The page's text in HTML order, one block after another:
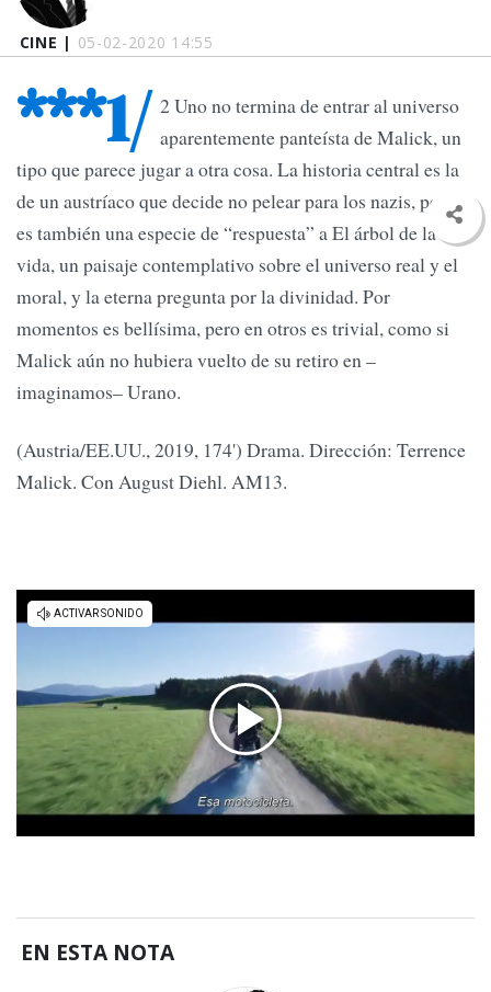
CINE | 05-02-2020 14:55
***1/ 2 Uno no termina de entrar al universo
aparentemente panteísta de Malick, un
tipo que parece jugar a otra cosa. La historia central es la
de un austríaco que decide no pelear para los nazis, pero
es también una especie de “respuesta” a El árbol de la
vida, un paisaje contemplativo sobre el universo real y el
moral, y la eterna pregunta por la divinidad. Por
momentos es bellísima, pero en otros es trivial, como si
Malick aún no hubiera vuelto de su retiro en –
imaginamos– Urano.
(Austria/EE.UU., 2019, 174') Drama. Dirección: Terrence
Malick. Con August Diehl. AM13.
EN ESTA NOTA